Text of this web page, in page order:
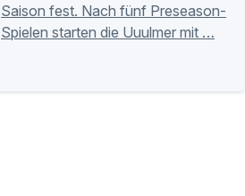
Saison fest. Nach fünf Preseason-
Spielen starten die Uuulmer mit …